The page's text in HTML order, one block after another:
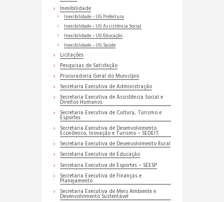
Inexibilidade
Inexibilidade – UG Prefeitura
Inexibilidade – UG Assistência Social
Inexibilidade – UG Educação
Inexibilidade – UG Saúde
Licitações
Pesquisas de Satisfação
Procuradoria Geral do Município
Secretaria Executiva de Administração
Secretaria Executiva de Assistência Social e
Direitos Humanos
Secretaria Executiva de Cultura, Turismo e
Esportes
Secretaria Executiva de Desenvolvimento
Econômico, Inovação e Turismo – SEDEIT
Secretaria Executiva de Desenvolvimento Rural
Secretaria Executiva de Educação
Secretaria Executiva de Esportes – SEESP
Secretaria Executiva de Finanças e
Planejamento
Secretaria Executiva de Meio Ambiente e
Desenvolvimento Sustentável